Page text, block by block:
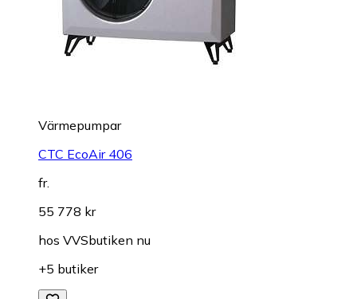
Värmepumpar
CTC EcoAir 406
fr.
55 778 kr
hos VVSbutiken nu
+5 butiker